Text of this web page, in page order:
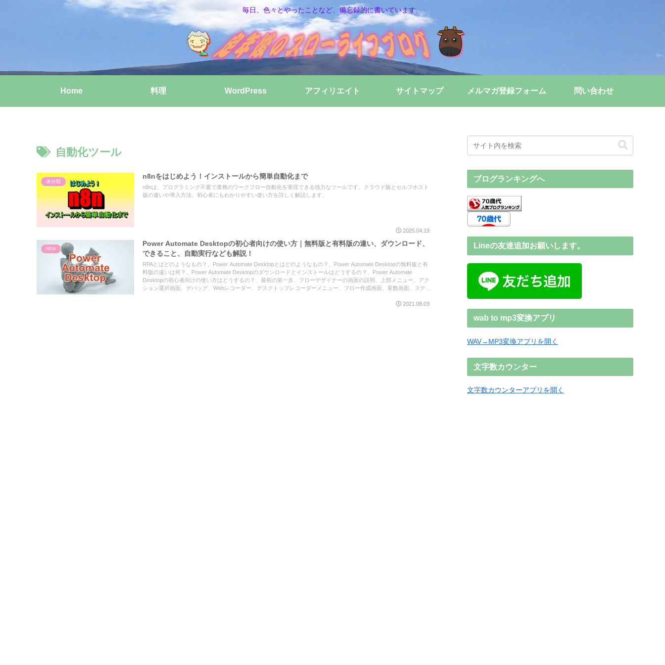
毎日、色々とやったことなど、備忘録的に書いています。
Home 料理 WordPress アフィリエイト サイトマップ メルマガ登録フォーム 問い合わせ
自動化ツール
未分類
n8nをはじめよう！インストールから簡単自動化まで
n8nは、プログラミング不要で業務のワークフロー自動化を実現できる強力なツールです。クラウド版とセルフホスト
版の違いや導入方法、初心者にもわかりやすい使い方を詳しく解説します。
2025.04.19
RPA
Power Automate Desktopの初心者向けの使い方｜無料版と有料版の違い、ダウンロード、
できること、自動実行なども解説！
RPAとはどのようなもの？、Power Automate Desktopとはどのようなもの？、Power Automate Desktopの無料版と有
料版の違いは何？、Power Automate Desktopのダウンロードとインストールはどうするの？、Power Automate
Desktopの初心者向けの使い方はどうするの？、最初の第一歩、フローデザイナーの画面の説明、上部メニュー、アク
ション選択画面、デバッグ、Webレコーダー、デスクトップレコーダーメニュー、フロー作成画面、変数画面、ステー
2021.08.03
ブログランキングへ
Lineの友達追加お願いします。
wab to mp3変換アプリ
WAV→MP3変換アプリを開く
文字数カウンター
文字数カウンターアプリを開く